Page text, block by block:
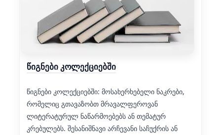
წიგნები კოლექციებში
წიგნები კოლექციებში: მოსახერხებელი ნაკრები,
რომელიც გთავაზობთ მრავალფეროვან
ლიტერატურულ ნაწარმოებებს ან თემატურ
კრებულებს. შესანიშნავი არჩევანი საჩუქრის ან